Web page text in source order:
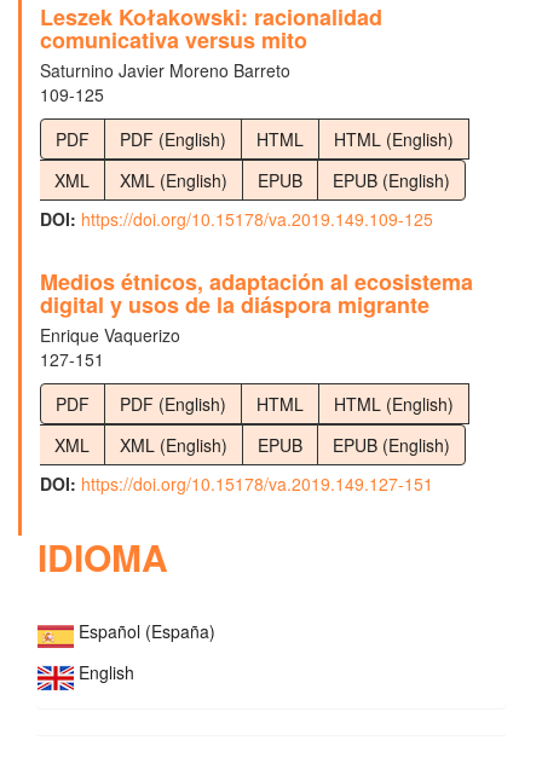
Leszek Kołakowski: racionalidad
comunicativa versus mito
Saturnino Javier Moreno Barreto
109-125
PDF
PDF (English) HTML
HTML (English)
XML
XML (English) EPUB
EPUB (English)
DOI: https://doi.org/10.15178/va.2019.149.109-125
Medios étnicos, adaptación al ecosistema
digital y usos de la diáspora migrante
Enrique Vaquerizo
127-151
PDF
PDF (English) HTML
HTML (English)
XML
XML (English) EPUB
EPUB (English)
DOI: https://doi.org/10.15178/va.2019.149.127-151
IDIOMA
Español (España)
English